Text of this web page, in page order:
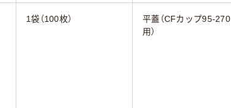
1袋（100枚）
平蓋（CFカップ95-270
用）